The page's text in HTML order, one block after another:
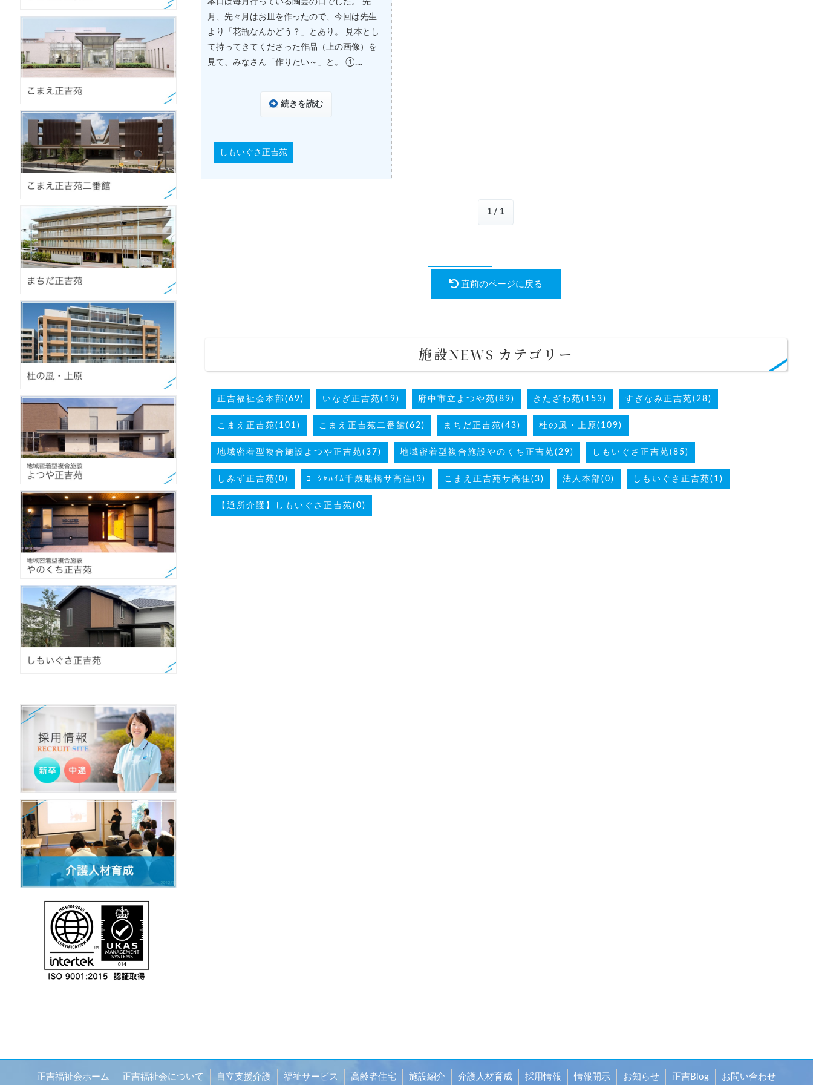
本日は毎月行っている陶芸の日でした。 先
月、先々月はお皿を作ったので、今回は先生
より「花瓶なんかどう？」とあり。 見本とし
て持ってきてくださった作品（上の画像）を
見て、みなさん「作りたい～」と。 ①....
続きを読む
しもいぐさ正吉苑
1 / 1
直前のページに戻る
施設NEWS カテゴリー
正吉福祉会本部(69) いなぎ正吉苑(19) 府中市立よつや苑(89) きたざわ苑(153) すぎなみ正吉苑(28)
こまえ正吉苑(101) こまえ正吉苑二番館(62) まちだ正吉苑(43) 杜の風・上原(109)
地域密着型複合施設よつや正吉苑(37) 地域密着型複合施設やのくち正吉苑(29) しもいぐさ正吉苑(85)
しみず正吉苑(0) ｺｰｼｬﾊｲﾑ千歳船橋サ高住(3) こまえ正吉苑サ高住(3) 法人本部(0) しもいぐさ正吉苑(1)
【通所介護】しもいぐさ正吉苑(0)
正吉福祉会ホーム 正吉福祉会について 自立支援介護 福祉サービス 高齢者住宅 施設紹介 介護人材育成 採用情報 情報開示 お知らせ 正吉Blog お問い合わせ